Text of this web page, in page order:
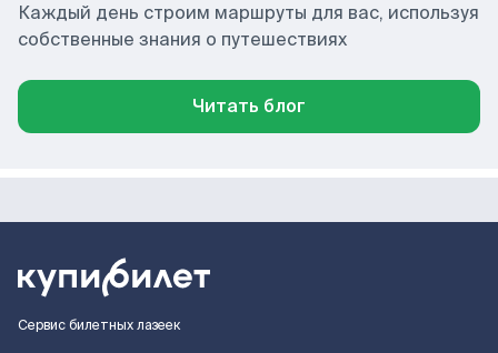
Каждый день строим маршруты для вас, используя
собственные знания о путешествиях
Читать блог
Сервис билетных лазеек